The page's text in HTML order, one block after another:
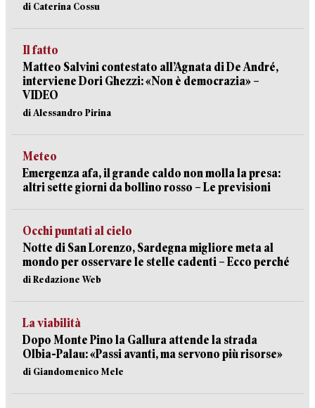
di Caterina Cossu
Il fatto
Matteo Salvini contestato all’Agnata di De André,
interviene Dori Ghezzi: «Non è democrazia» –
VIDEO
di Alessandro Pirina
Meteo
Emergenza afa, il grande caldo non molla la presa:
altri sette giorni da bollino rosso – Le previsioni
Occhi puntati al cielo
Notte di San Lorenzo, Sardegna migliore meta al
mondo per osservare le stelle cadenti – Ecco perché
di Redazione Web
La viabilità
Dopo Monte Pino la Gallura attende la strada
Olbia-Palau: «Passi avanti, ma servono più risorse»
di Giandomenico Mele